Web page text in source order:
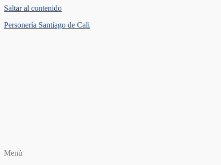
Saltar al contenido
Personería Santiago de Cali
Menú